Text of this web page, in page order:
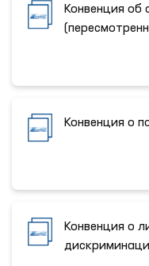
Конвенция об
Конвенция о
Конвенция о